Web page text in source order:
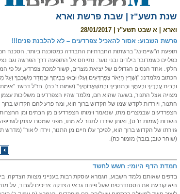
שנת תשע"ז | שבת פרשת וארא
וארא | א שבט תשע"ז | 28/01/2017
פרשת השבוע: אסור להאכיל צפרדעים – לא להלבנת פנים!!!
תופעת ה"שיימינג" ברשתות החברתיות התבררה כמסוכנת ביותר. הסכנה
כפליים כשמדובר בילדים ובני נוער. נתייחס אל התופעה דרך הפרשה וגם
חלקי. אחד הנסים הגדולים של יציאת מצרים, קשור למכת צפרדע, על פי
הכתוב מלמדנו: "וְשָׁרַץ הַיְאֹר צְפַרְדְּעִים וְעָלוּ וּבָאוּ בְּבֵיתֶךָ וּבַחֲדַר מִשְׁכָּבְךָ וְעַל
וּבְבֵית עֲבָדֶיךָ וּבְעַמֶּךָ וּבְתַנּוּרֶיךָ וּבְמִשְׁאֲרוֹתֶיךָ" (שמות ז' כח). חז"ל דרשו:
מצויה אצל התנור, בשעה שהוא חם, מלמד שהיו הצפרדעים משליכות עצמן
התנור, ויורדות לקדש שמו של הקדוש ברוך הוא, ומה פרע להם הקדוש ברוך
הצפרדעים שבמצרים מתו, שנאמר וימותו הצפרדעים מן הבתים ומן החצרות
השדות (שמות ח' ט), ואותן שירדו לתנור לא מתו, מפני שמסרו עצמן
גזירתו של הקדוש ברוך הוא, לפיכך עלו חיים מן התנור, וירדו ליאור" (מדרש
(שוחר טוב; בובר) מזמור כח).
חמדת הדף היומי: חשש לחשד
בדפים שאותם נלמד השבוע, הגמרא עוסקת רבות בענייני מצוות הצדקה.
היא קובעת את הסטנדרטים שעל פיהם גבאי הצדקה צריכים לעבוד, על